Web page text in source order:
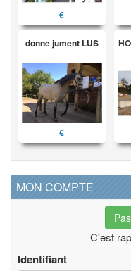
€
donne jument LUS
€
MON COMPTE
C'est
Identifiant